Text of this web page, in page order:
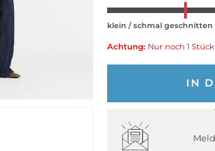
klein / schmal geschnitten
Achtung: Nur noch 1
IN